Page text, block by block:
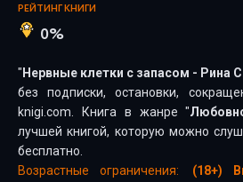
РЕЙТИНГ КНИГИ
0%
" Нервные клетки с запасом - Рина
без подписки, остановки,
knigi.com. Книга в жанре "
лучшей книгой, которую можно
бесплатно.
Возрастные ограничения:
(18+)